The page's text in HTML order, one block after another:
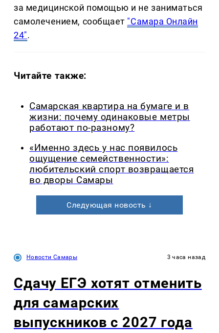
за медицинской помощью и не заниматься
самолечением, сообщает "Самара Онлайн
24".
Читайте также:
Самарская квартира на бумаге и в
жизни: почему одинаковые метры
работают по-разному?
«Именно здесь у нас появилось
ощущение семейственности»:
любительский спорт возвращается
во дворы Самары
Следующая новость ↓
Новости Самары 3 часа назад
Сдачу ЕГЭ хотят отменить
для самарских
выпускников с 2027 года